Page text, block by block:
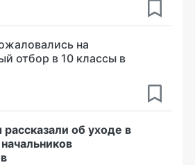
на
отбор в 10 классы в
об уходе в